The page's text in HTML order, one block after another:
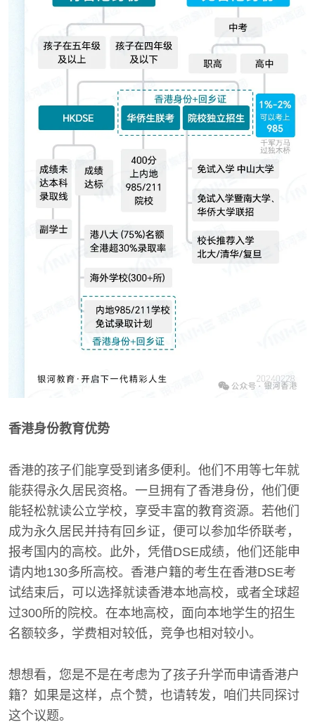
香港身份教育优势
香港的孩子们能享受到诸多便利。他们不用等七年就
能获得永久居民资格。一旦拥有了香港身份，他们便
能轻松就读公立学校，享受丰富的教育资源。若他们
成为永久居民并持有回乡证，便可以参加华侨联考，
报考国内的高校。此外，凭借DSE成绩，他们还能申
请内地130多所高校。香港户籍的考生在香港DSE考
试结束后，可以选择就读香港本地高校，或者全球超
过300所的院校。在本地高校，面向本地学生的招生
名额较多，学费相对较低，竞争也相对较小。
想想看，您是不是在考虑为了孩子升学而申请香港户
籍？如果是这样，点个赞，也请转发，咱们共同探讨
这个议题。